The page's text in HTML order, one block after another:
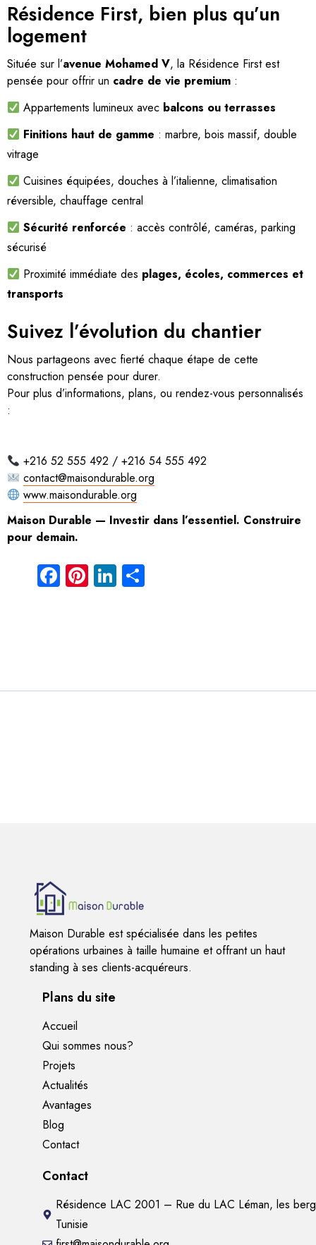
Résidence First, bien plus qu’un
logement
Située sur l’avenue Mohamed V, la Résidence First est
pensée pour offrir un cadre de vie premium :
Appartements lumineux avec balcons ou terrasses
Finitions haut de gamme : marbre, bois massif, double
vitrage
Cuisines équipées, douches à l’italienne, climatisation
réversible, chauffage central
Sécurité renforcée : accès contrôlé, caméras, parking
sécurisé
Proximité immédiate des plages, écoles, commerces et
transports
Suivez l’évolution du chantier
Nous partageons avec fierté chaque étape de cette
construction pensée pour durer.
Pour plus d’informations, plans, ou rendez-vous personnalisés
:
+216 52 555 492 / +216 54 555 492
contact@maisondurable.org
www.maisondurable.org
Maison Durable — Investir dans l’essentiel. Construire
pour demain.
Facebook
Pinterest
LinkedIn
Maison Durable est spécialisée dans les petites
opérations urbaines à taille humaine et offrant un haut
standing à ses clients-acquéreurs.
Plans du site
Accueil
Qui sommes nous?
Projets
Actualités
Avantages
Blog
Contact
Contact
Résidence LAC 2001 – Rue du LAC Léman, les
Tunisie